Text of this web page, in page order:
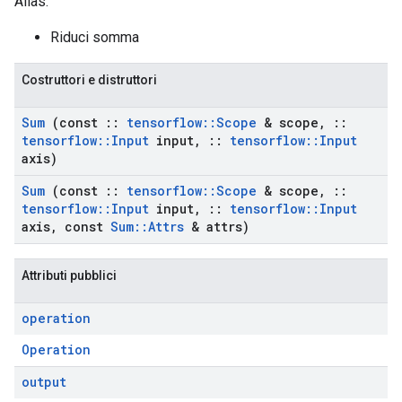
Riduci somma
Costruttori e distruttori
Sum (const :: tensorflow::Scope & scope ,
::
tensorflow:: Input input, :: tensorflow:: Input
axis)
Sum (const :: tensorflow::Scope & scope ,
::
tensorflow:: Input input, :: tensorflow:: Input
axis, const Sum::Attrs & attrs)
Attributi pubblici
operation
Operation
output